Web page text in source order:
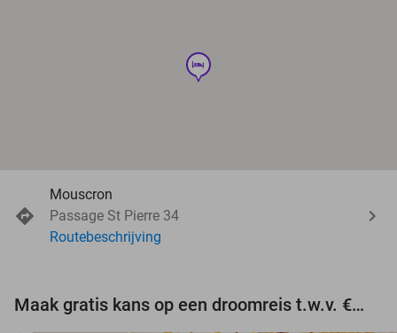
hotel
Mouscron
Passage St Pierre 34
Routebeschrijving
Maak gratis kans op een droomreis t.w.v. €3.000!